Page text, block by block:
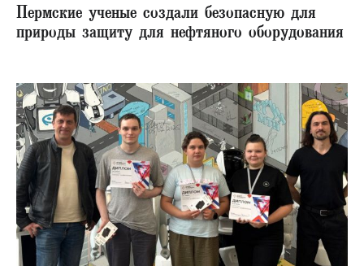
​Пермские ученые создали безопасную для
природы защиту для нефтяного оборудования